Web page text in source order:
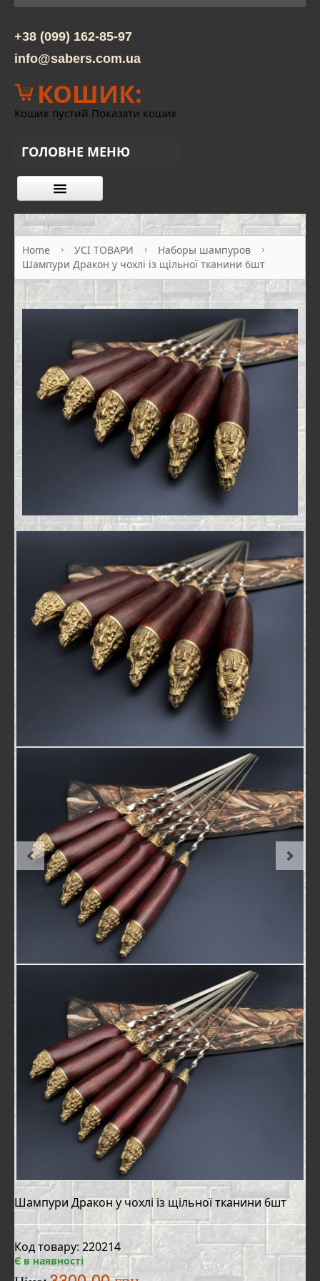
+38 (099) 162-85-97
info@sabers.com.ua
КОШИК:
Кошик пустий Показати кошик
ГОЛОВНЕ МЕНЮ
КАТАЛОГ ТОВАРІВ
КОНТАКТИ
Home УСІ ТОВАРИ
Наборы шампуров
Шампури Дракон у чохлі із щільної тканини 6шт
Шампури Дракон у чохлі із щільної тканини 6шт
Код товару: 220214
Є в наявності